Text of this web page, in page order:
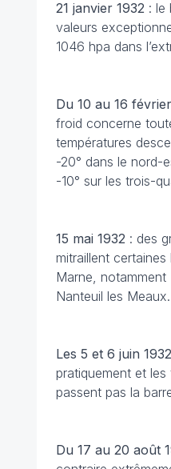
21 janvier 1932 : le
valeurs
1046 hpa dans
Du 10 au 16
froid concerne
températures
-20° dans le nord-
-10° sur les trois-
15 mai 1932 : des
mitraillent
Marne,
Nanteuil les Meaux.
Les 5 et 6 juin 1932
pratiquement et les
passent pas la
Du 17 au 20 août